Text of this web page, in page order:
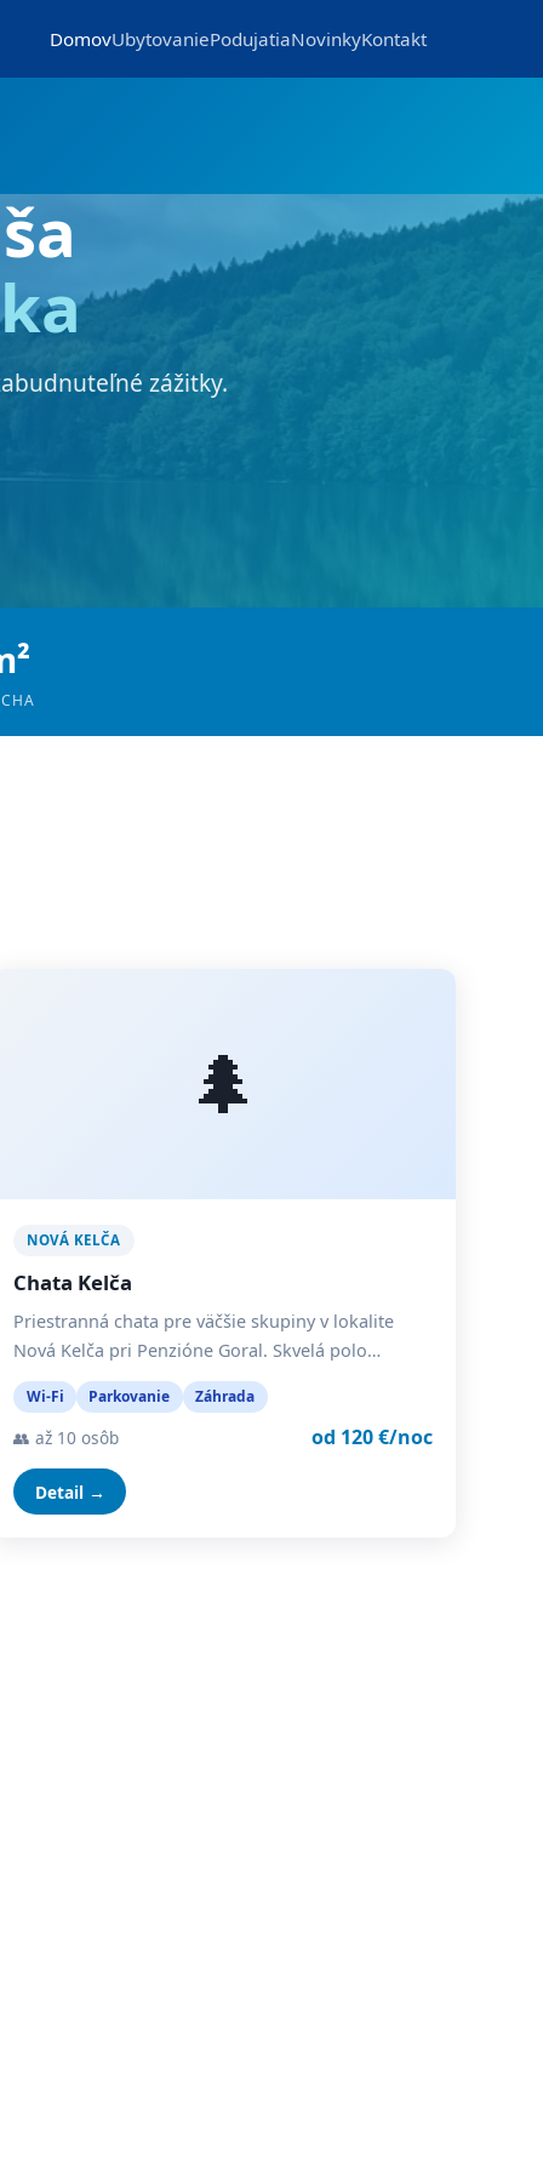
DomovUbytovaniePodujatiaNovinkyKontakt
zážitky.
🌲
NOVÁ KELČA
Chata Kelča
Priestranná chata pre väčšie skupiny v lokalite
Nová Kelča pri Penzióne Goral. Skvelá polo…
Wi-Fi Parkovanie Záhrada
👥 až 10 osôb od 120 €/noc
Detail →